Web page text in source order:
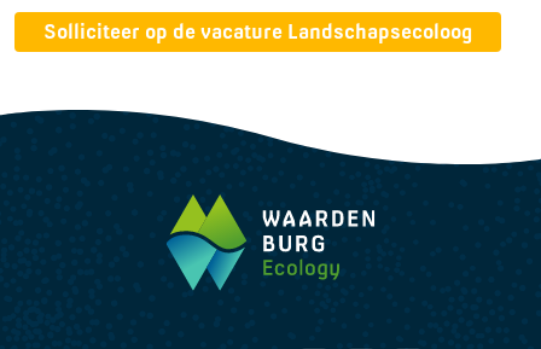
Solliciteer op de vacature Landschapsecoloog